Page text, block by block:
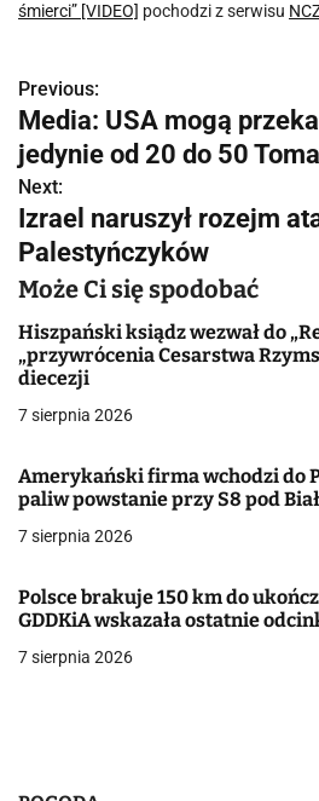
śmierci” [VIDEO] pochodzi z serwisu
N
a
w
i
g
a
c
j
a
w
i
s
Previous:
Media: USA mogą
jedynie od 20 do 50
Next:
Izrael naruszył rozejm
Palestyńczyków
Może Ci się spodobać
Hiszpański ksiądz wezwał do
„przywrócenia Cesarstwa
diecezji
7 sierpnia 2026
Amerykański firma wchodzi do
paliw powstanie przy S8 pod
7 sierpnia 2026
Polsce brakuje 150 km do
GDDKiA wskazała ostatnie
7 sierpnia 2026